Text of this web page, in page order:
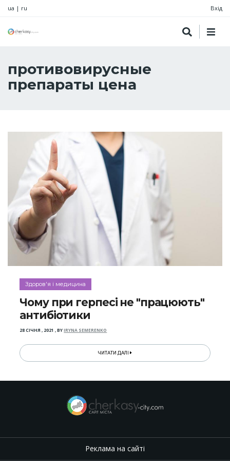
ua | ru Вхід
противовирусные
препараты цена
Здоров'я і медицина
Чому при герпесі не "працюють"
антибіотики
28 СІЧНЯ , 2021 ,BYIRYNA SEMERENKO
ЧИТАТИ ДАЛІ
Реклама на сайті